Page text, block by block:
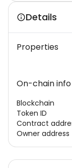
Details
Properties
On-chain info
Blockchain
Token ID
Contract
Owner address